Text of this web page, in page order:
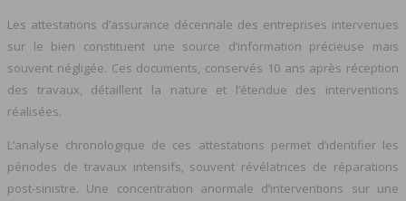
Les attestations d’assurance décennale des entreprises intervenues
sur le bien constituent une source d’information précieuse mais
souvent négligée. Ces documents, conservés 10 ans après réception
des travaux, détaillent la nature et l’étendue des interventions
réalisées.
L’analyse chronologique de ces attestations permet d’identifier les
périodes de travaux intensifs, souvent révélatrices de réparations
post-sinistre. Une concentration anormale d’interventions sur une